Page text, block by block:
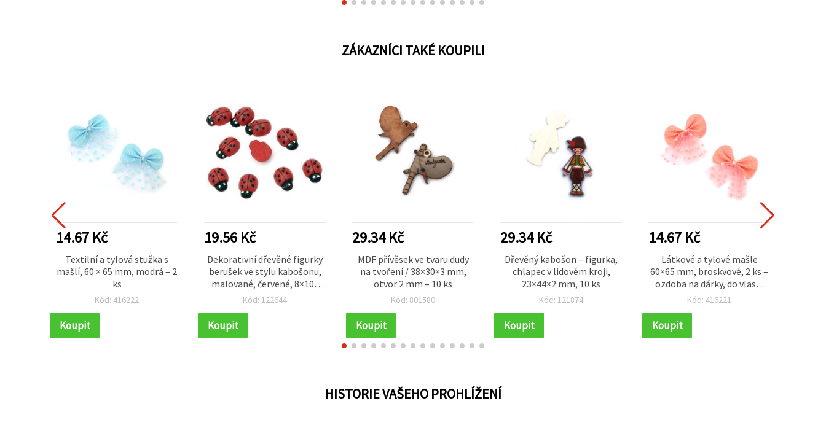
ZÁKAZNÍCI TAKÉ KOUPILI
14.67 Kč
Textilní a tylová stužka s
mašlí, 60 × 65 mm, modrá – 2
ks
Kód: 416222
Koupit
19.56 Kč
Dekorativní dřevěné figurky
berušek ve stylu kabošonu,
malované, červené, 8×10–
11×4 mm – sada 20 ks, na
přáníčka a DIY projekty
Kód: 122644
Koupit
29.34 Kč
MDF přívěsek ve tvaru dudy
na tvoření / 38×30×3 mm,
otvor 2 mm – 10 ks
Kód: 801580
Koupit
29.34 Kč
Dřevěný kabošon – figurka,
chlapec v lidovém kroji,
23×44×2 mm, 10 ks
Kód: 121874
Koupit
14.67 Kč
Látkové a tylové mašle
60×65 mm, broskvové, 2 ks –
ozdoba na dárky, do vlasů,
scrapbooking, DIY tvoření
Kód: 416221
Koupit
HISTORIE VAŠEHO PROHLÍŽENÍ